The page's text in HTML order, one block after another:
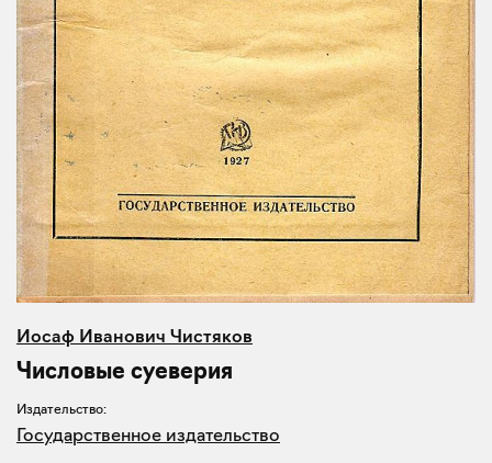
Иосаф Иванович Чистяков
Числовые суеверия
Издательство:
Государственное издательство